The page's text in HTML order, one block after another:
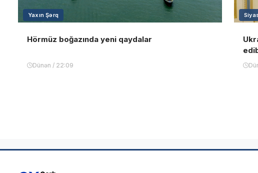
Yaxın Şərq
Hörmüz boğazında yeni qaydalar
Dünən / 22:09